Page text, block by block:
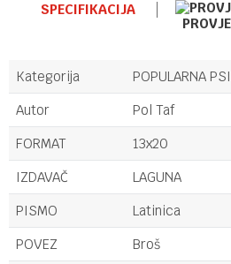
SPECIFIKACIJA
Kategorija
POPULARNA
Autor
Pol Taf
FORMAT
13x20
IZDAVAČ
LAGUNA
PISMO
Latinica
POVEZ
Broš